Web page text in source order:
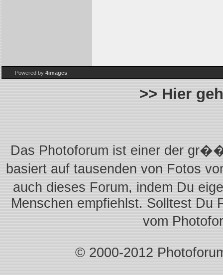
Powered by 4images
>> Hier
Das Photoforum ist einer der
basiert auf tausenden von Fotos
auch dieses Forum, indem Du
Menschen empfiehlst. Solltest Du
vom
© 2000-2012